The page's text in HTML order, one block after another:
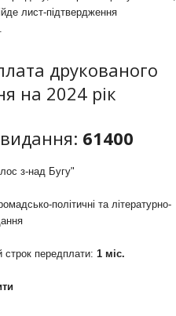
лист-підтвердження
друкованого
на 2024 рік
видання: 61400
з-над Бугу"
політичні та літературно-
строк передплати: 1 міс.